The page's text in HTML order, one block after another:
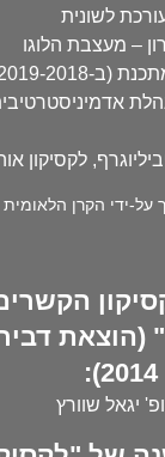
לשונית
– מעצבת הלוגו
2019-2018)
לקסיקון
על-ידי הקרן
(הוצאת דביר
יגאל שוורץ